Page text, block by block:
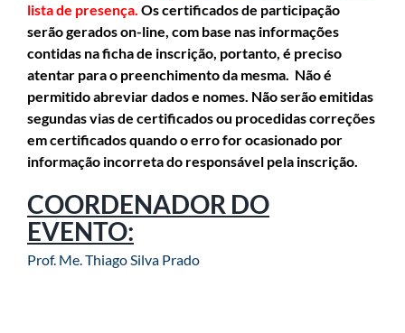
lista de presença. Os certificados de participação
serão gerados on-line, com base nas informações
contidas na ficha de inscrição, portanto, é preciso
atentar para o preenchimento da mesma. Não é
permitido abreviar dados e nomes. Não serão emitidas
segundas vias de certificados ou procedidas correções
em certificados quando o erro for ocasionado por
informação incorreta do responsável pela inscrição.
COORDENADOR DO
EVENTO:
Prof. Me. Thiago Silva Prado